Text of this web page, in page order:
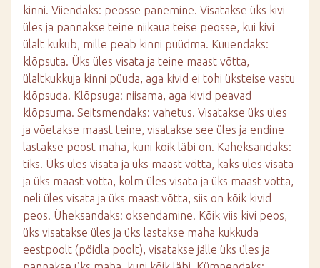
kinni. Viiendaks: peosse panemine. Visatakse üks kivi
üles ja pannakse teine niikaua teise peosse, kui kivi
ülalt kukub, mille peab kinni püüdma. Kuuendaks:
klõpsuta. Üks üles visata ja teine maast võtta,
ülaltkukkuja kinni püüda, aga kivid ei tohi üksteise vastu
klõpsuda. Klõpsuga: niisama, aga kivid peavad
klõpsuma. Seitsmendaks: vahetus. Visatakse üks üles
ja võetakse maast teine, visatakse see üles ja endine
lastakse peost maha, kuni kõik läbi on. Kaheksandaks:
tiks. Üks üles visata ja üks maast võtta, kaks üles visata
ja üks maast võtta, kolm üles visata ja üks maast võtta,
neli üles visata ja üks maast võtta, siis on kõik kivid
peos. Üheksandaks: oksendamine. Kõik viis kivi peos,
üks visatakse üles ja üks lastakse maha kukkuda
eestpoolt (pöidla poolt), visatakse jälle üks üles ja